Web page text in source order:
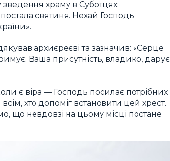
зведення храму в Суботцях:
святиня. Нехай Господь
архиєреєві та зазначив: «Серце
Ваша присутність, владико, дарує
є віра — Господь посилає потрібних
хто допоміг встановити цей хрест.
що невдовзі на цьому місці постане